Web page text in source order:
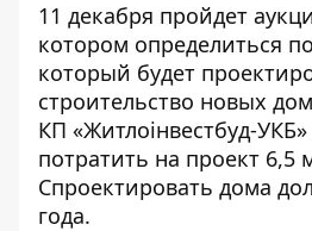
11 декабря пройдет
котором определиться
который будет
строительство новых
КП «Житлоінвестбуд-УКБ»
потратить на проект 6,5
Спроектировать дома
года.